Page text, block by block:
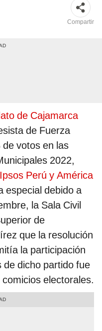
Compartir
de Cajamarca
de Fuerza
votos en las
2022,
Ipsos Perú y América
especial debido a
la Sala Civil
de
que la resolución
la participación
de dicho partido fue
electorales.